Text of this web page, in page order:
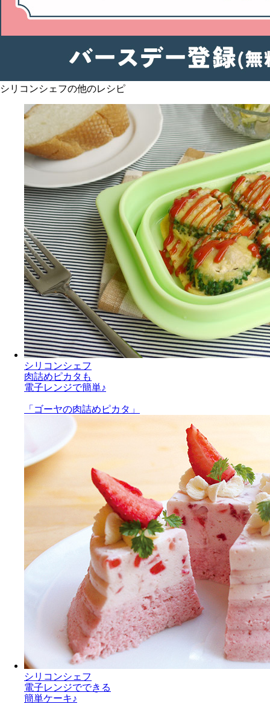
シリコンシェフの他のレシピ
シリコンシェフ
肉詰めピカタも
電子レンジで簡単♪
「ゴーヤの肉詰めピカタ」
シリコンシェフ
電子レンジでできる
簡単ケーキ♪